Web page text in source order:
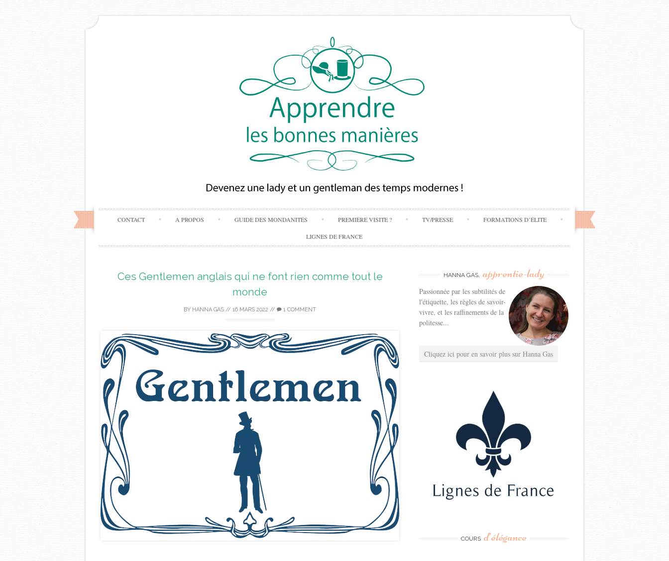
Skip
to
content
CONTACT A PROPOS GUIDE DES MONDANITÉS PREMIÈRE VISITE ? TV/PRESSE FORMATIONS D’ÉLITE
LIGNES DE FRANCE
Ces Gentlemen anglais qui ne font rien comme tout le
monde
BY HANNA GAS // 16 MARS 2022 // 1 COMMENT
HANNA GAS, apprentie-lady
Passionnée par les subtilités de
l'étiquette, les règles de savoir-
vivre, et les raffinements de la
politesse...
Cliquez ici pour en savoir plus sur Hanna Gas
COURS d’élégance